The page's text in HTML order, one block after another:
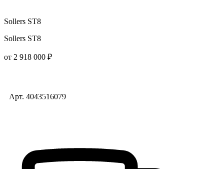
Sollers ST8
Sollers ST8
от 2 918 000 ₽
Арт. 4043516079